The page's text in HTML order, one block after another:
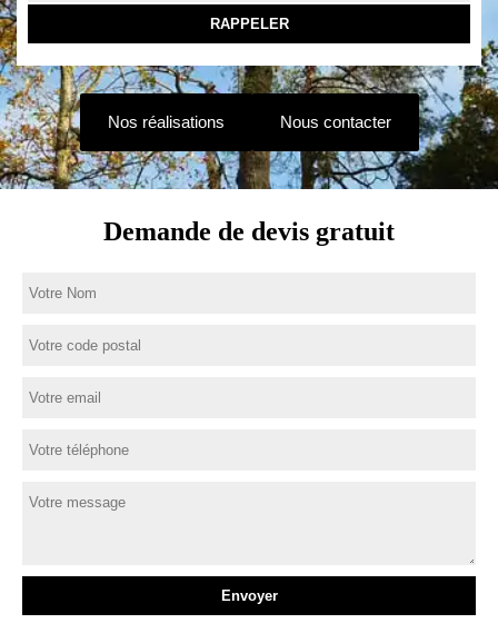
Nos réalisations Nous contacter
Demande de devis gratuit